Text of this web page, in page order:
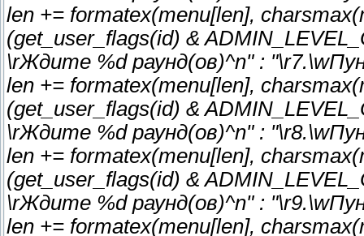
len += formatex(menu[len],
(get_user_flags(id) &
\rЖдите %d раунд(ов)^n" :
len += formatex(menu[len],
(get_user_flags(id) &
\rЖдите %d раунд(ов)^n" :
len += formatex(menu[len],
(get_user_flags(id) &
\rЖдите %d раунд(ов)^n" :
len += formatex(menu[len],